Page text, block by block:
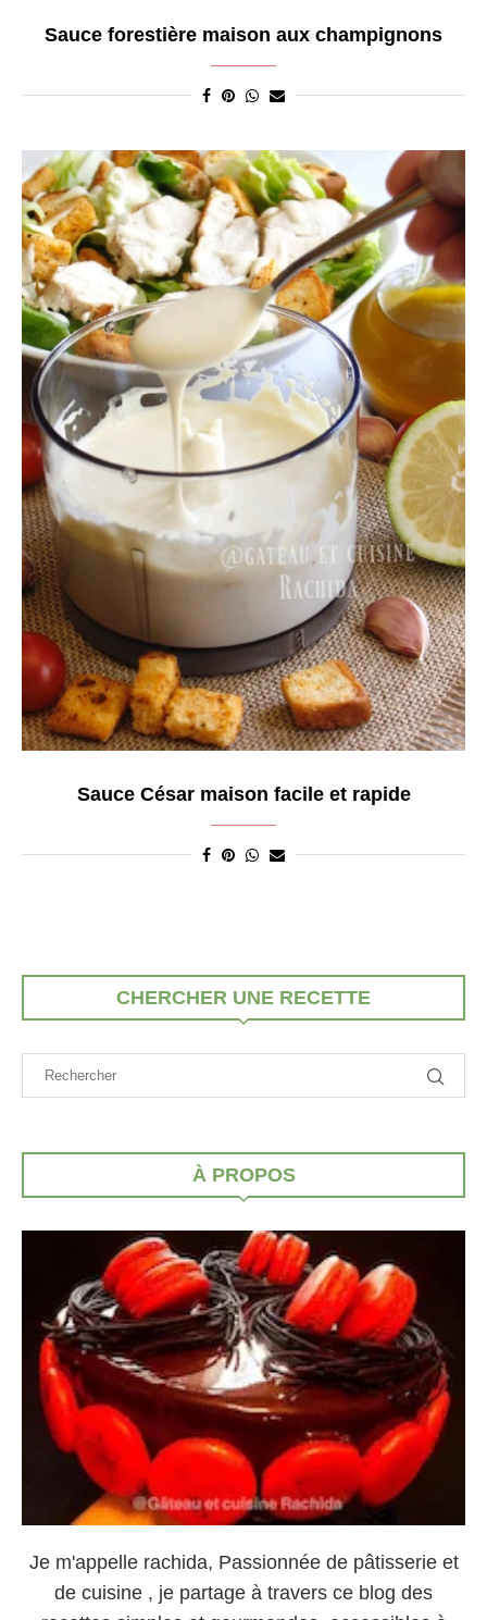
Sauce forestière maison aux champignons
Sauce César maison facile et rapide
CHERCHER UNE RECETTE
À PROPOS
Je m'appelle rachida, Passionnée de pâtisserie et
de cuisine , je partage à travers ce blog des